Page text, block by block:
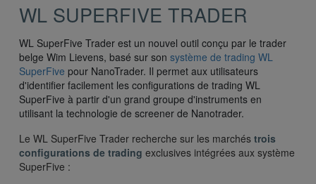
WL SUPERFIVE TRADER
WL SuperFive Trader est un nouvel outil conçu par le trader
belge Wim Lievens, basé sur son système de trading WL
SuperFive pour NanoTrader. Il permet aux utilisateurs
d'identifier facilement les configurations de trading WL
SuperFive à partir d'un grand groupe d'instruments en
utilisant la technologie de screener de Nanotrader.
Le WL SuperFive Trader recherche sur les marchés trois
configurations de trading exclusives intégrées aux système
SuperFive :